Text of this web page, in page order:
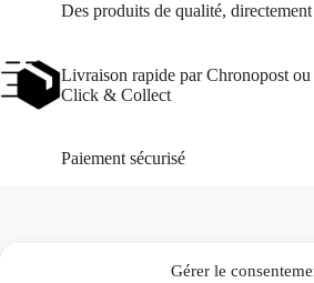
Gérer le
Des produits de qualité,
Livraison rapide par Chronopost
Click & Collect
Paiement sécurisé